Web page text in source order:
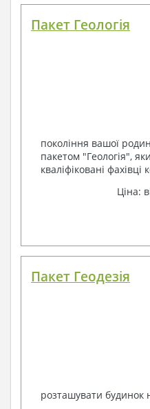
Пакет Геологія
покоління вашої
пакетом "Геологія",
кваліфіковані фахівці
Ціна:
Пакет Геодезія
розташувати будинок